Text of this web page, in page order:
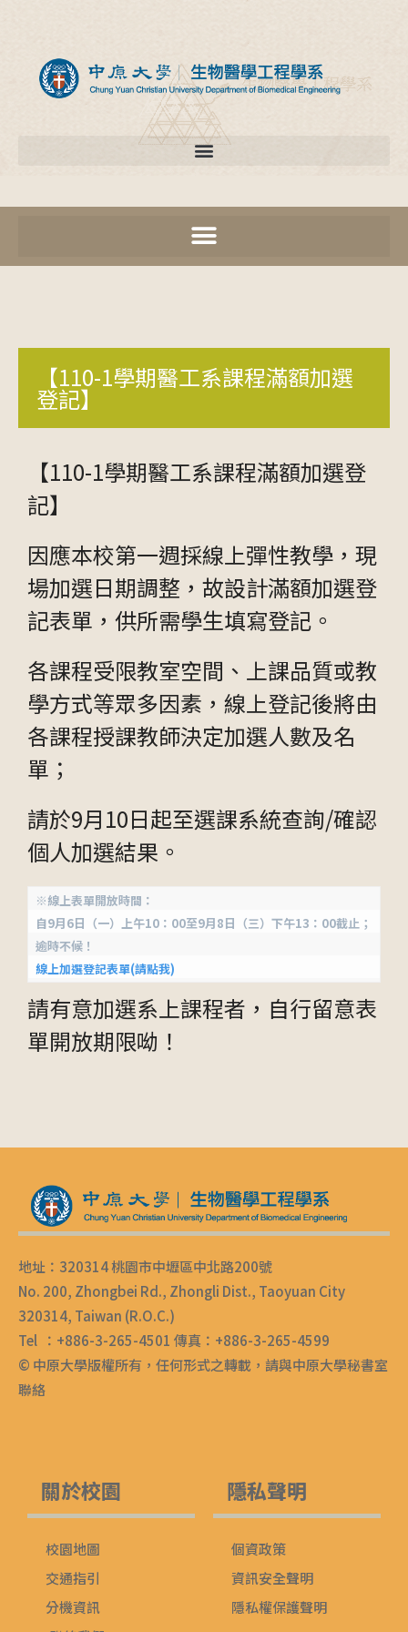
【110-1學期醫工系課程滿額加選
登記】
【110-1學期醫工系課程滿額加選登
記】
因應本校第一週採線上彈性教學，現
場加選日期調整，故設計滿額加選登
記表單，供所需學生填寫登記。
各課程受限教室空間、上課品質或教
學方式等眾多因素，線上登記後將由
各課程授課教師決定加選人數及名
單；
請於9月10日起至選課系統查詢/確認
個人加選結果。
※線上表單開放時間：
自9月6日（一）上午10：00至9月8日（三）下午13：00截止；
逾時不候！
線上加選登記表單(請點我)
請有意加選系上課程者，自行留意表
單開放期限呦！
地址：320314 桃園市中壢區中北路200號
No. 200, Zhongbei Rd., Zhongli Dist., Taoyuan City
320314, Taiwan (R.O.C.)
Tel ：+886-3-265-4501 傳真：+886-3-265-4599
© 中原大學版權所有，任何形式之轉載，請與中原大學秘書室
聯絡
關於校園
校園地圖
交通指引
分機資訊
隱私聲明
個資政策
資訊安全聲明
隱私權保護聲明